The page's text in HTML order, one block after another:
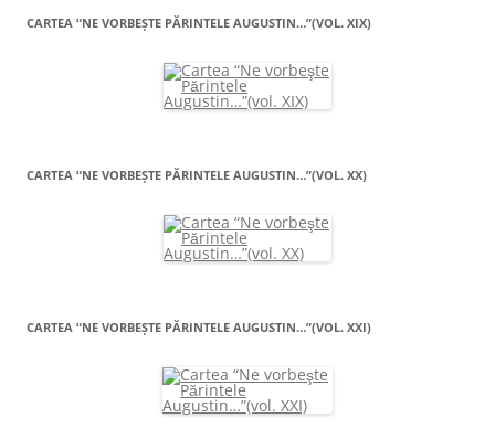
CARTEA “NE VORBEŞTE PĂRINTELE AUGUSTIN…”(VOL. XIX)
CARTEA “NE VORBEŞTE PĂRINTELE AUGUSTIN…”(VOL. XX)
CARTEA “NE VORBEŞTE PĂRINTELE AUGUSTIN…”(VOL. XXI)